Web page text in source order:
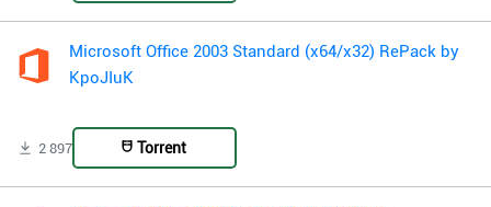
Microsoft Office 2003 Standard (x64/x32) RePack by
KpoJIuK
2 897 Torrent